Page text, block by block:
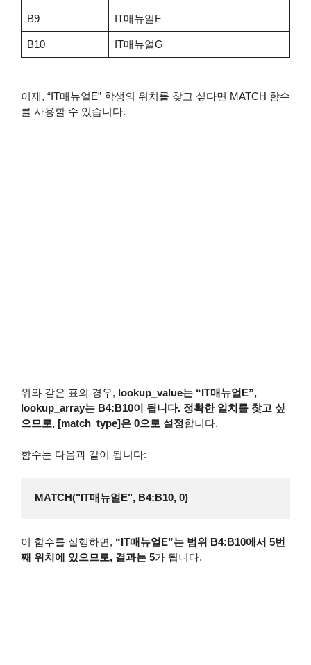
B9 IT매뉴얼F
B10 IT매뉴얼G
이제, “IT매뉴얼E” 학생의 위치를 찾고 싶다면 MATCH 함수
를 사용할 수 있습니다.
위와 같은 표의 경우, lookup_value는 “IT매뉴얼E”,
lookup_array는 B4:B10이 됩니다. 정확한 일치를 찾고 싶
으므로, [match_type]은 0으로 설정합니다.
함수는 다음과 같이 됩니다:
MATCH("IT매뉴얼E", B4:B10, 0)
이 함수를 실행하면, “IT매뉴얼E”는 범위 B4:B10에서 5번
째 위치에 있으므로, 결과는 5가 됩니다.